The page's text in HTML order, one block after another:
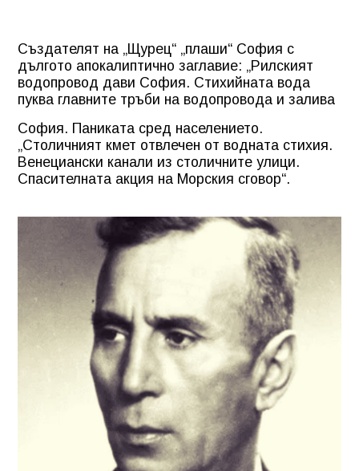
Създателят на „Щурец“ „плаши“ София с
дългото апокалиптично заглавие: „Рилският
водопровод дави София. Стихийната вода
пуква главните тръби на водопровода и залива
София. Паниката сред населението.
„Столичният кмет отвлечен от водната стихия.
Венециански канали из столичните улици.
Спасителната акция на Морския сговор“.